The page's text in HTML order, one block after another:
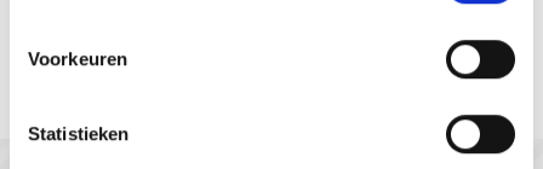
Voorkeuren
Statistieken